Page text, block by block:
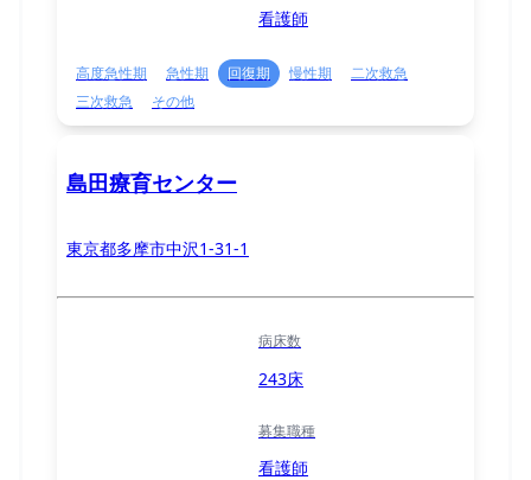
看護師
高度急性期 急性期 回復期 慢性期
二次救急
三次救急
その他
島田療育センター
東京都多摩市中沢1-31-1
病床数
243床
募集職種
看護師